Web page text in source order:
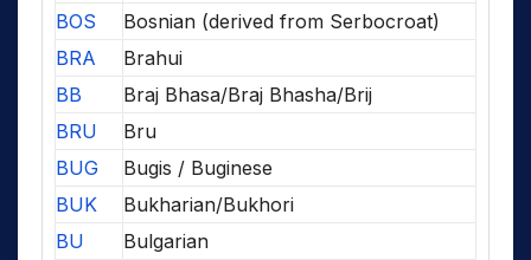
BOS
Bosnian (derived from Serbocroat)
BRA
Brahui
BB
Braj Bhasa/Braj Bhasha/Brij
BRU
Bru
BUG
Bugis / Buginese
BUK
Bukharian/Bukhori
BU
Bulgarian